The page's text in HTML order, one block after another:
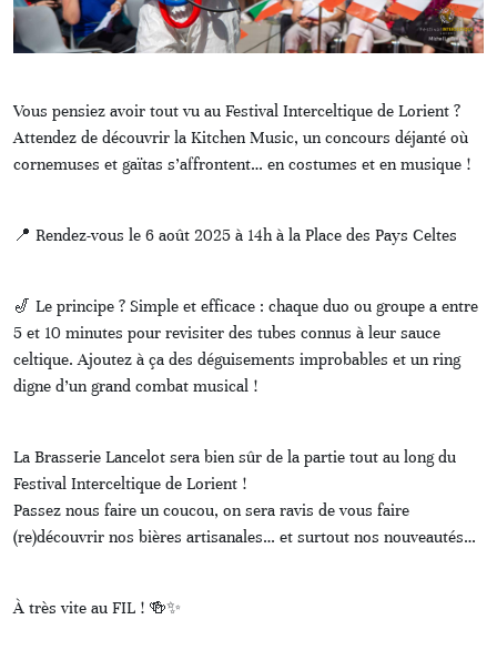
Vous pensiez avoir tout vu au Festival Interceltique de Lorient ?
Attendez de découvrir la Kitchen Music, un concours déjanté où
cornemuses et gaïtas s’affrontent… en costumes et en musique !
📍 Rendez-vous le 6 août 2025 à 14h à la Place des Pays Celtes
🎷 Le principe ? Simple et efficace : chaque duo ou groupe a entre
5 et 10 minutes pour revisiter des tubes connus à leur sauce
celtique. Ajoutez à ça des déguisements improbables et un ring
digne d’un grand combat musical !
La Brasserie Lancelot sera bien sûr de la partie tout au long du
Festival Interceltique de Lorient !
Passez nous faire un coucou, on sera ravis de vous faire
(re)découvrir nos bières artisanales… et surtout nos nouveautés…
À très vite au FIL ! 🍻✨